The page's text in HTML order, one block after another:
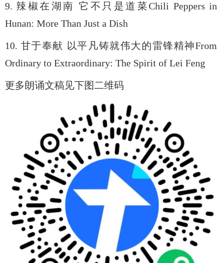
9.辣椒在湖南 它不只是道菜Chili Peppers in
Hunan: More Than Just a Dish
10. 甘于奉献 以平凡铸就伟大的雷锋精神From
Ordinary to Extraordinary: The Spirit of Lei Feng
更多朗诵文稿见下图二维码